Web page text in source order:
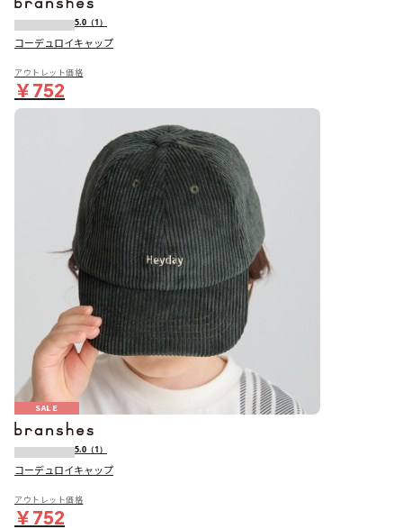
5.0 （1）
コーデュロイキャップ
アウトレット価格
￥752
SALE
5.0 （1）
コーデュロイキャップ
アウトレット価格
￥752